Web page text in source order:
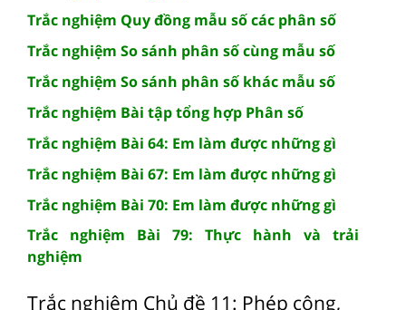
Trắc nghiệm Quy đồng mẫu số các phân số
Trắc nghiệm So sánh phân số cùng mẫu số
Trắc nghiệm So sánh phân số khác mẫu số
Trắc nghiệm Bài tập tổng hợp Phân số
Trắc nghiệm Bài 64: Em làm được những gì
Trắc nghiệm Bài 67: Em làm được những gì
Trắc nghiệm Bài 70: Em làm được những gì
Trắc nghiệm Bài 79: Thực hành và trải
nghiệm
Trắc nghiệm Chủ đề 11: Phép cộng,